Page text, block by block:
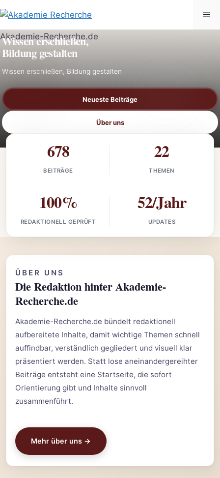
Inhalt
springen
Wissen erschließen,
Bildung gestalten
Wissen erschließen, Bildung gestalten
Neueste Beiträge
Über uns
678
BEITRÄGE
22
THEMEN
100%
REDAKTIONELL GEPRÜFT
52/Jahr
UPDATES
ÜBER UNS
Die Redaktion hinter Akademie-
Recherche.de
Akademie-Recherche.de bündelt redaktionell
aufbereitete Inhalte, damit wichtige Themen schnell
auffindbar, verständlich gegliedert und visuell klar
präsentiert werden. Statt lose aneinandergereihter
Beiträge entsteht eine Startseite, die sofort
Orientierung gibt und Inhalte sinnvoll
zusammenführt.
Mehr über uns →